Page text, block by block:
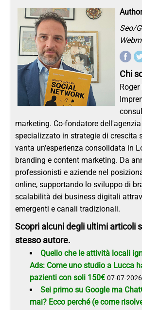
Seo/
Chi
marketing. Co-fondatore
specializzato in strategie di crescita
vanta un'esperienza consolidata in
branding e content marketing. Da
professionisti e aziende nel
online, supportando lo sviluppo di
scalabilità dei business digitali
emergenti e canali tradizionali.
Scopri alcuni degli ultimi articoli
stesso autore.
Quello che le attività locali
Ads: Come uno studio a Lucca
pazienti con soli 150€ 07-07-2026
Sei primo su Google ma
mai? Ecco perché (e come